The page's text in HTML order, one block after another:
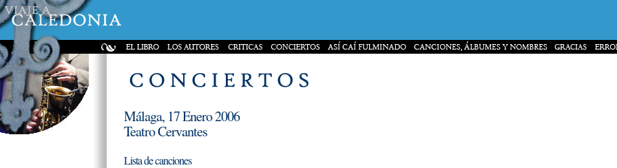
Málaga, 17 Enero 2006
Teatro Cervantes
Lista de canciones